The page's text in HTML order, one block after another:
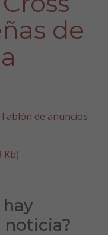
de
Tablón de anuncios
Kb)
noticia?